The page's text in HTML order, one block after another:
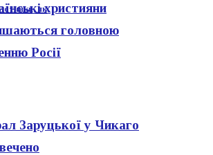
якхристияни
головною
Росії
Заруцької у Чикаго